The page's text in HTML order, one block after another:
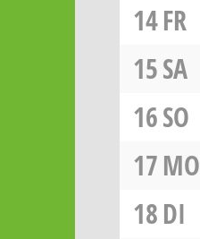
14FR
15SA
16SO
17MO
18DI